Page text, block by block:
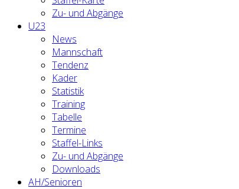
Zu- und Abgänge
U23
News
Mannschaft
Tendenz
Kader
Statistik
Training
Tabelle
Termine
Staffel-Links
Zu- und Abgänge
Downloads
AH/Senioren